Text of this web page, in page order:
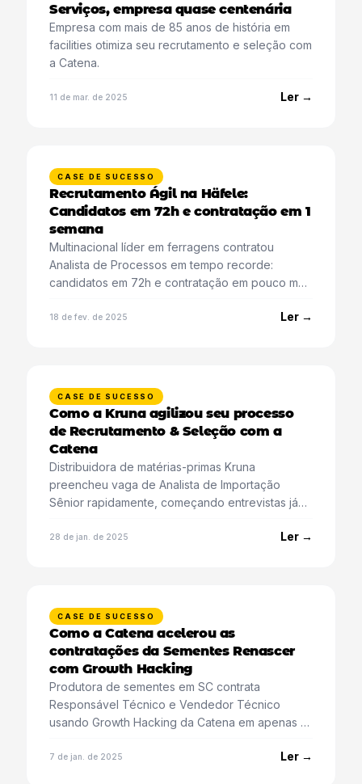
Serviços, empresa quase centenária
Empresa com mais de 85 anos de história em
facilities otimiza seu recrutamento e seleção com
a Catena.
11 de mar. de 2025 Ler →
CASE DE SUCESSO
Recrutamento Ágil na Häfele:
Candidatos em 72h e contratação em 1
semana
Multinacional líder em ferragens contratou
Analista de Processos em tempo recorde:
candidatos em 72h e contratação em pouco mais
18 de fev. de 2025 Ler →
CASE DE SUCESSO
Como a Kruna agilizou seu processo
de Recrutamento & Seleção com a
Catena
Distribuidora de matérias-primas Kruna
preencheu vaga de Analista de Importação
Sênior rapidamente, começando entrevistas já
28 de jan. de 2025 Ler →
CASE DE SUCESSO
Como a Catena acelerou as
contratações da Sementes Renascer
com Growth Hacking
Produtora de sementes em SC contrata
Responsável Técnico e Vendedor Técnico
usando Growth Hacking da Catena em apenas 15
7 de jan. de 2025 Ler →